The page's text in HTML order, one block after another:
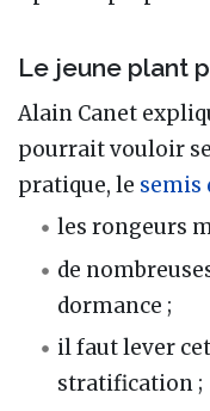
Le jeune plant
Alain Canet
pourrait vouloir
pratique, le semis
les rongeurs
de
dormance ;
il faut lever
stratification ;